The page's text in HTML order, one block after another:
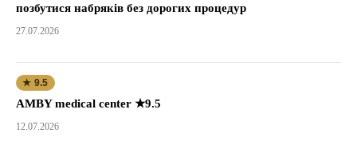
позбутися набряків без дорогих процедур
27.07.2026
★ 9.5
AMBY medical center ★9.5
12.07.2026